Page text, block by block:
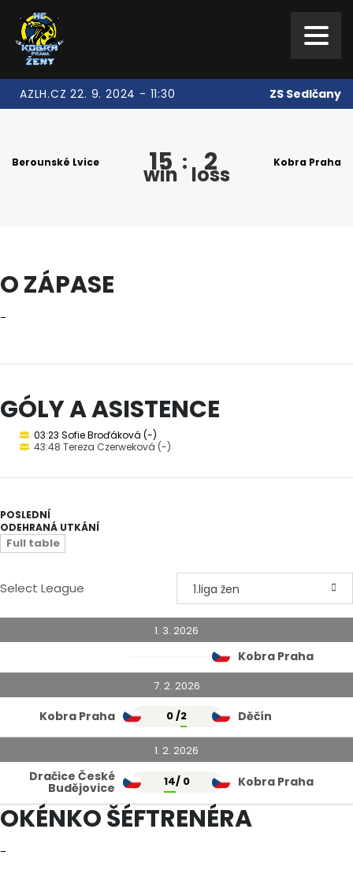
AZLH.CZ 22. 9. 2024 - 11:30 ZS Sedlčany
Berounské Lvice 15
win : 2
loss Kobra Praha
O ZÁPASE
–
GÓLY A ASISTENCE
03:23 Sofie Broďáková (-)
43:48 Tereza Czerweková (-)
POSLEDNÍ
ODEHRANÁ UTKÁNÍ
Full table
Select League 1.liga žen
1. 3. 2026
Kobra Praha
7. 2. 2026
Kobra Praha 0 /2 Děčín
1. 2. 2026
Dračice České
Budějovice 14/ 0 Kobra Praha
OKÉNKO ŠÉFTRENÉRA
–